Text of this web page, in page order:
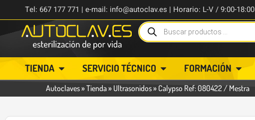
Tel: 667 177 771 | e-mail: info@autoclav.es | Horario: L-V / 9:00-18:00
TIENDA SERVICIO TÉCNICO FORMACIÓN
Autoclaves»Tienda» Ultrasonidos» Calypso Ref: 080422 / Mestra